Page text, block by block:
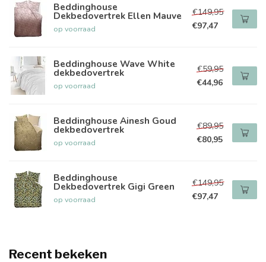
Beddinghouse
Dekbedovertrek Ellen Mauve
op voorraad
€149,95
€97,47
Beddinghouse Wave White
dekbedovertrek
op voorraad
€59,95
€44,96
Beddinghouse Ainesh Goud
dekbedovertrek
op voorraad
€89,95
€80,95
Beddinghouse
Dekbedovertrek Gigi Green
op voorraad
€149,95
€97,47
Recent bekeken